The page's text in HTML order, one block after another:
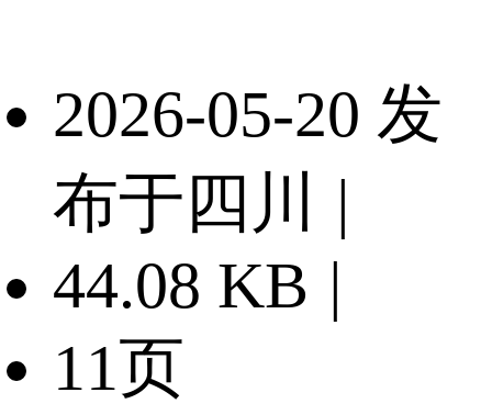
2026-05-20 发
布于四川
|
44.08 KB |
11页